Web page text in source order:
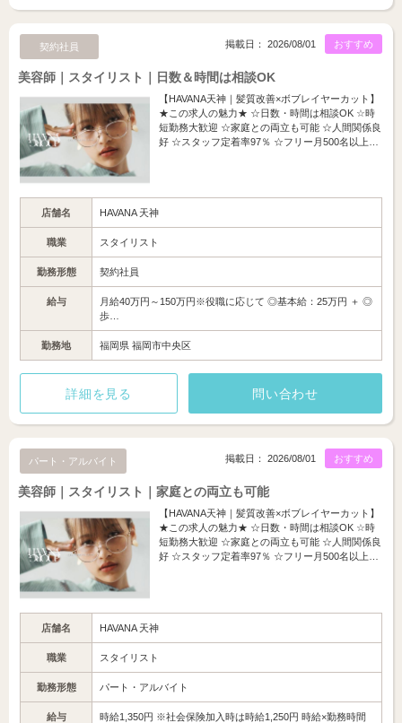
契約社員 おすすめ
掲載日： 2026/08/01
美容師｜スタイリスト｜日数＆時間は相談OK
【HAVANA天神｜髪質改善×ボブレイヤーカット】
★この求人の魅力★ ☆日数・時間は相談OK ☆時
短勤務大歓迎 ☆家庭との両立も可能 ☆人間関係良
好 ☆スタッフ定着率97％ ☆フリー月500名以上…
店舗名 HAVANA 天神
職業 スタイリスト
勤務形態 契約社員
給与
月給40万円～150万円※役職に応じて ◎基本給：25万円 ＋ ◎
歩…
勤務地 福岡県 福岡市中央区
詳細を見る 問い合わせ
パート・アルバイト おすすめ
掲載日： 2026/08/01
美容師｜スタイリスト｜家庭との両立も可能
【HAVANA天神｜髪質改善×ボブレイヤーカット】
★この求人の魅力★ ☆日数・時間は相談OK ☆時
短勤務大歓迎 ☆家庭との両立も可能 ☆人間関係良
好 ☆スタッフ定着率97％ ☆フリー月500名以上…
店舗名 HAVANA 天神
職業 スタイリスト
勤務形態 パート・アルバイト
給与
時給1,350円 ※社会保険加入時は時給1,250円 時給×勤務時間